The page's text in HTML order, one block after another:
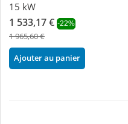
15 kW
1 533,17 € -22%
1 965,60 €
Ajouter au panier